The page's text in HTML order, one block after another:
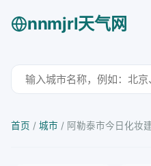
nnmjrl天气网
首页 / 城市 / 阿勒泰市今日化妆